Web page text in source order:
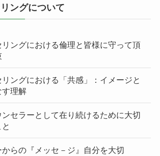
ングについて
ングにおける倫理と皆様に守って頂
ングにおける「共感」：イメージと
す理解
セラーとして在り続けるために大切
からの『メッセ－ジ』自分を大切